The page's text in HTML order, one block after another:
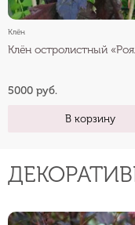
Клён
Клён остролистный
5000 руб.
В корзину